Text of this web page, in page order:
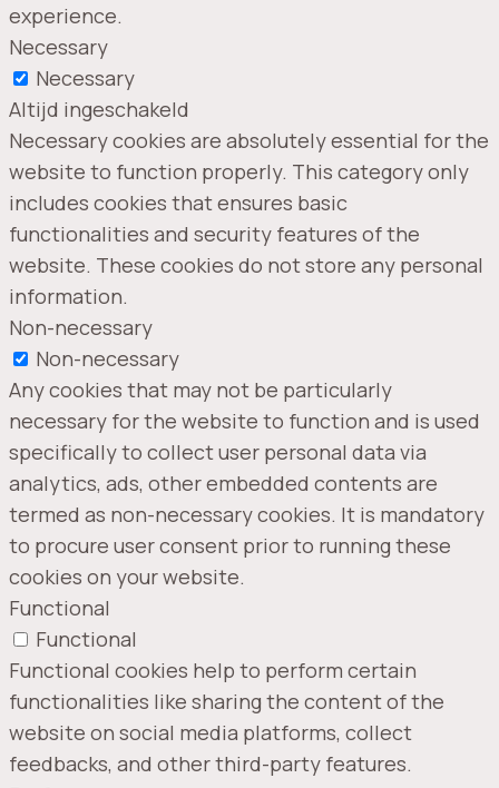
experience.
Necessary
Necessary
Altijd ingeschakeld
Necessary cookies are absolutely essential for the
website to function properly. This category only
includes cookies that ensures basic
functionalities and security features of the
website. These cookies do not store any personal
information.
Non-necessary
Non-necessary
Any cookies that may not be particularly
necessary for the website to function and is used
specifically to collect user personal data via
analytics, ads, other embedded contents are
termed as non-necessary cookies. It is mandatory
to procure user consent prior to running these
cookies on your website.
Functional
Functional
Functional cookies help to perform certain
functionalities like sharing the content of the
website on social media platforms, collect
feedbacks, and other third-party features.